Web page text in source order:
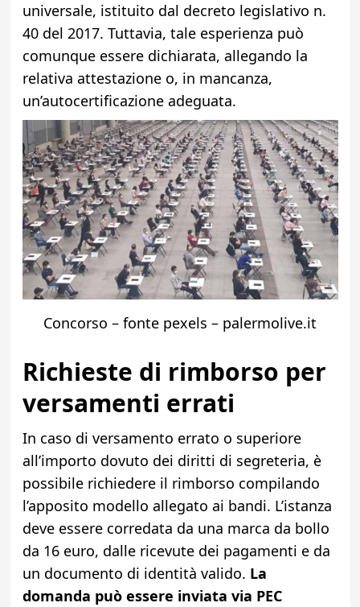
universale, istituito dal decreto legislativo n.
40 del 2017. Tuttavia, tale esperienza può
comunque essere dichiarata, allegando la
relativa attestazione o, in mancanza,
un’autocertificazione adeguata.
Concorso – fonte pexels – palermolive.it
Richieste di rimborso per
versamenti errati
In caso di versamento errato o superiore
all’importo dovuto dei diritti di segreteria, è
possibile richiedere il rimborso compilando
l’apposito modello allegato ai bandi. L’istanza
deve essere corredata da una marca da bollo
da 16 euro, dalle ricevute dei pagamenti e da
un documento di identità valido. La
domanda può essere inviata via PEC